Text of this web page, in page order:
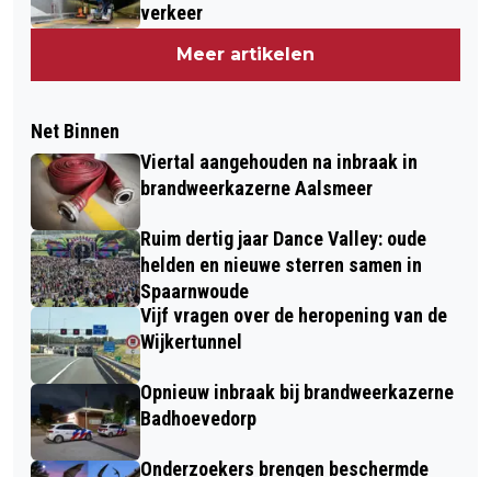
verkeer
Meer artikelen
Net Binnen
Viertal aangehouden na inbraak in
brandweerkazerne Aalsmeer
Ruim dertig jaar Dance Valley: oude
helden en nieuwe sterren samen in
Spaarnwoude
Vijf vragen over de heropening van de
Wijkertunnel
Opnieuw inbraak bij brandweerkazerne
Badhoevedorp
Onderzoekers brengen beschermde